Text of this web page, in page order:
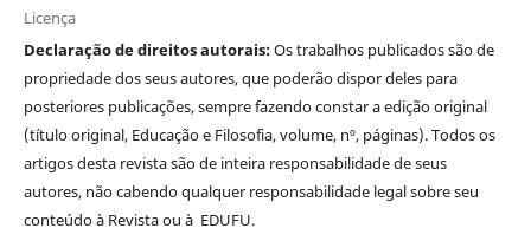
Licença
Declaração de direitos autorais:Os trabalhos publicados são de
propriedade dos seus autores, que poderão dispor deles para
posteriores publicações, sempre fazendo constar a edição original
(título original, Educação e Filosofia, volume, nº, páginas). Todos os
artigos desta revista são de inteira responsabilidade de seus
autores, não cabendo qualquer responsabilidade legal sobre seu
conteúdo à Revista ou à EDUFU.